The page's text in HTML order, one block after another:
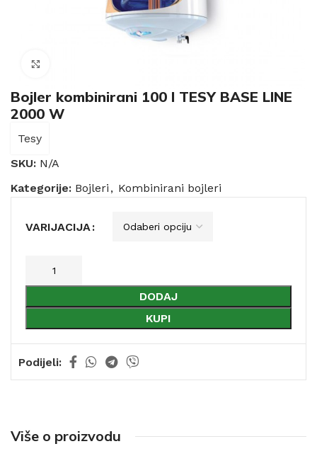
Bojler kombinirani 100 l TESY BASE LINE
2000 W
Tesy
SKU: N/A
Kategorije: Bojleri , Kombinirani bojleri
VARIJACIJA
DODAJ
KUPI
Podijeli:
Više o proizvodu